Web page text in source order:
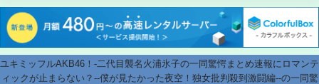
ユキミッフルAKB46！-二代目襲名火浦氷子の一同驚愕まとめ速報にロマンテ
ィックが止まらない？--僕が見たかった夜空！独女批判殺到激闘編--の一同驚